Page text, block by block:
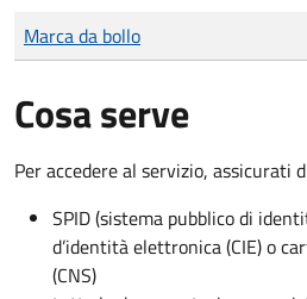
Tipo di pagamento
Importo
Marca da bollo
Cosa serve
Per accedere al servizio, assicurati
SPID (sistema pubblico di
d’identità elettronica (CIE) o
(CNS)